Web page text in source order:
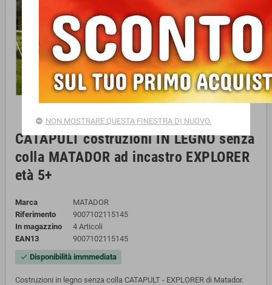
CATAPULT costruzioni IN LEGNO senza
colla MATADOR ad incastro EXPLORER
età 5+
Marca
MATADOR
Riferimento
9007102115145
In magazzino
4 Articoli
EAN13
9007102115145
check Disponibilità immmediata
Costruzioni in legno senza colla CATAPULT - EXPLORER di Matador.
NON MOSTRARE QUESTA FINESTRA DI NUOVO.